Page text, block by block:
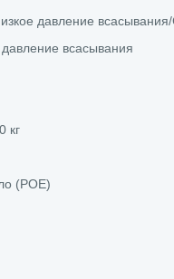
давление
всасывания
кг
(POE)